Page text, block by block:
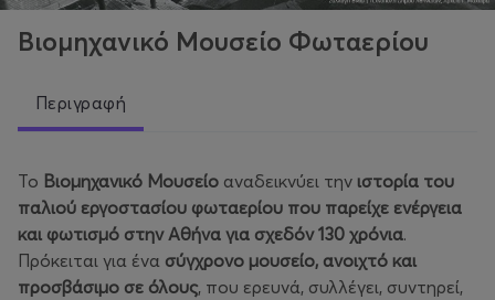
Βιομηχανικό Μουσείο Φωταερίου
Περιγραφή
Το Βιομηχανικό Μουσείο αναδεικνύει την ιστορία του
παλιού εργοστασίου φωταερίου που παρείχε ενέργεια
και φωτισμό στην Αθήνα για σχεδόν 130 χρόνια.
Πρόκειται για ένα σύγχρονο μουσείο, ανοιχτό και
προσβάσιμο σε όλους, που ερευνά, συλλέγει, συντηρεί,